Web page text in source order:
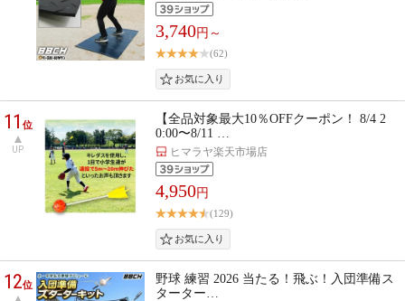
3,740円～
(62)
11位
UP
【全品対象最大10％OFFクーポン！ 8/4 2
0:00〜8/11 …
ヒマラヤ楽天市場店
4,950円
(129)
12位
野球 練習 2026 当たる！飛ぶ！入団準備ス
ターター…